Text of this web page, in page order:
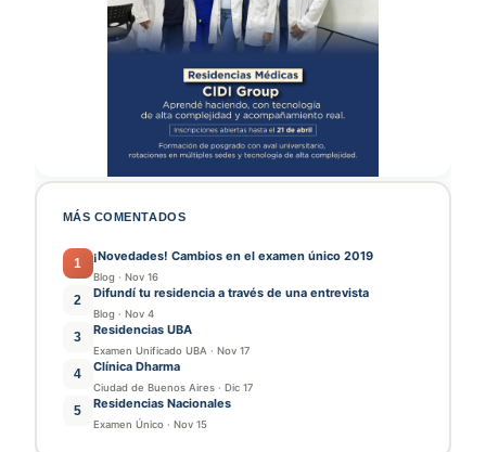
MÁS COMENTADOS
1 ¡Novedades! Cambios en el examen único 2019
Blog · Nov 16
2 Difundí tu residencia a través de una entrevista
Blog · Nov 4
3 Residencias UBA
Examen Unificado UBA · Nov 17
4 Clínica Dharma
Ciudad de Buenos Aires · Dic 17
5 Residencias Nacionales
Examen Único · Nov 15